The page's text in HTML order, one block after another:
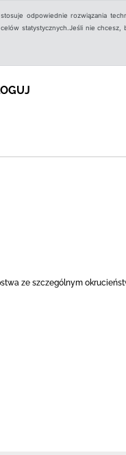
odpowiednie rozwiązania
statystycznych.Jeśli nie chcesz,
ze szczególnym